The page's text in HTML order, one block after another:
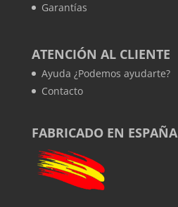
Garantías
ATENCIÓN AL CLIENTE
Ayuda ¿Podemos ayudarte?
Contacto
FABRICADO EN ESPAÑA